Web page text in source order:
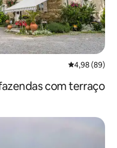
4,98 de uma
4,98 (89)
com terraço